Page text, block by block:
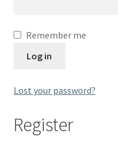
Remember me
Log in
Lost your password?
Register